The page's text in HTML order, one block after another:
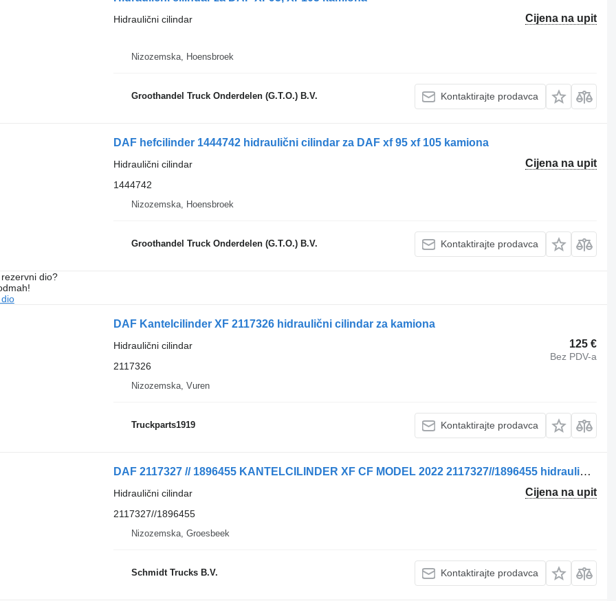
Cijena na upit
Hidraulični cilindar
Nizozemska, Hoensbroek
Groothandel Truck Onderdelen (G.T.O.) B.V. Kontaktirajte prodavca
DAF hefcilinder 1444742 hidraulični cilindar za DAF xf 95 xf 105 kamiona
Cijena na upit
Hidraulični cilindar
1444742
Nizozemska, Hoensbroek
Groothandel Truck Onderdelen (G.T.O.) B.V. Kontaktirajte prodavca
dio?
DAF Kantelcilinder XF 2117326 hidraulični cilindar za kamiona
125 €
Bez PDV-a
Hidraulični cilindar
2117326
Nizozemska, Vuren
Truckparts1919 Kontaktirajte prodavca
DAF 2117327 // 1896455 KANTELCILINDER XF CF MODEL 2022 2117327//1896455 hidraulični cilindar za kamiona
Cijena na upit
Hidraulični cilindar
2117327//1896455
Nizozemska, Groesbeek
Schmidt Trucks B.V. Kontaktirajte prodavca